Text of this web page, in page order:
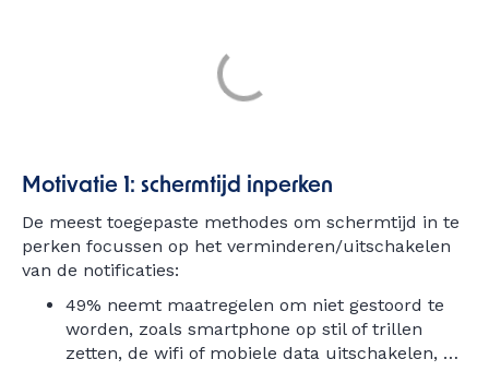
Motivatie 1: schermtijd inperken
De meest toegepaste methodes om schermtijd in te
perken focussen op het verminderen/uitschakelen
van de notificaties:
49% neemt maatregelen om niet gestoord te
worden, zoals smartphone op stil of trillen
zetten, de wifi of mobiele data uitschakelen, …